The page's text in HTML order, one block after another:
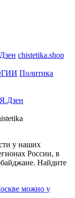
Дзен chistetika.shop
Политика
Я.Дзен
у наших
России, в
Найдите
можно у